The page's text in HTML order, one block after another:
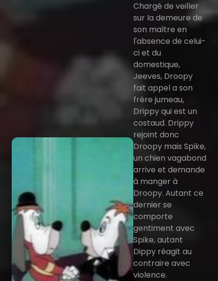
Chargé de veiller
sur la demeure de
son maître en
l'absence de celui-
ci et du
domestique,
Jeeves, Droopy
fait appel a son
frère jumeau,
Drippy qui est un
costaud. Drippy
rejoint donc
Droopy mais Spike,
un chien vagabond
arrive et demande
à manger à
Droopy. Autant ce
dernier se
comporte
gentiment avec
Spike, autant
Dippy réagit au
contraire avec
violence.